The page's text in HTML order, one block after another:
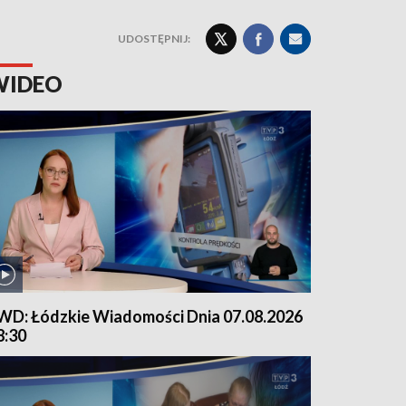
UDOSTĘPNIJ:
Łódzkie Wiadomości Dnia 07.08.2026